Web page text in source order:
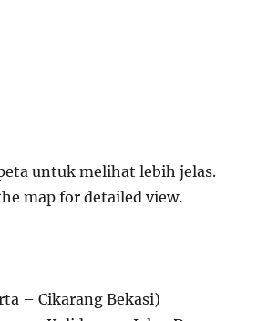
untuk melihat lebih jelas.
map for detailed view.
– Cikarang Bekasi)